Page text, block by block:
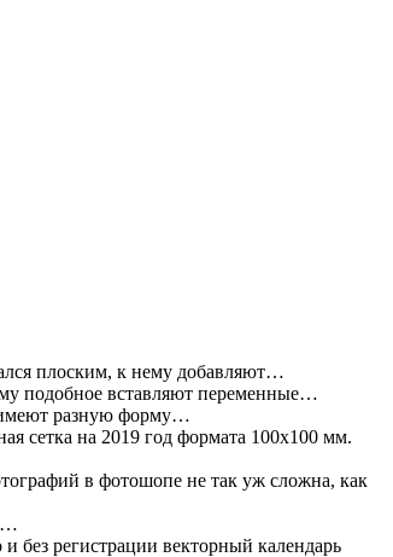
плоским, к нему добавляют…
подобное вставляют переменные…
имеют разную форму…
сетка на 2019 год формата 100х100 мм.
в фотошопе не так уж сложна, как
без регистрации векторный календарь